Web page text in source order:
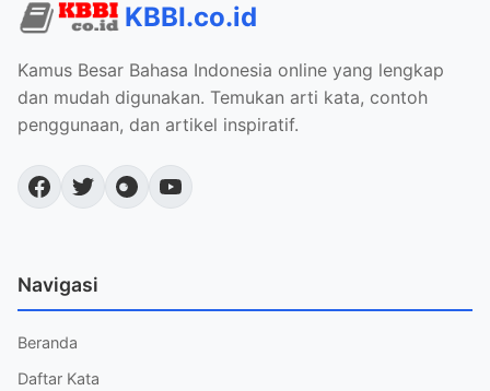
KBBI.co.id
Kamus Besar Bahasa Indonesia online yang lengkap
dan mudah digunakan. Temukan arti kata, contoh
penggunaan, dan artikel inspiratif.
Navigasi
Beranda
Daftar Kata